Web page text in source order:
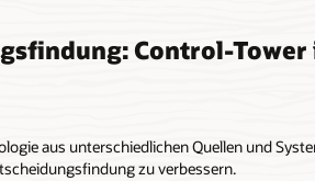
Control-Tower
aus unterschiedlichen Quellen und
zu verbessern.